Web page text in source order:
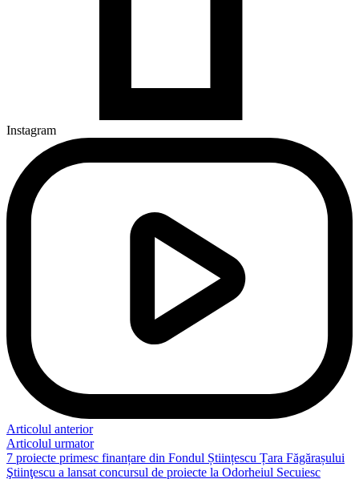
Instagram
Articolul anterior
Articolul urmator
7 proiecte primesc finanțare din Fondul Științescu Țara Făgărașului
Ştiinţescu a lansat concursul de proiecte la Odorheiul Secuiesc